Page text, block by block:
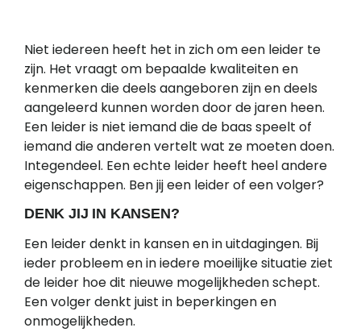
Niet iedereen heeft het in zich om een leider te
zijn. Het vraagt om bepaalde kwaliteiten en
kenmerken die deels aangeboren zijn en deels
aangeleerd kunnen worden door de jaren heen.
Een leider is niet iemand die de baas speelt of
iemand die anderen vertelt wat ze moeten doen.
Integendeel. Een echte leider heeft heel andere
eigenschappen. Ben jij een leider of een volger?
DENK JIJ IN KANSEN?
Een leider denkt in kansen en in uitdagingen. Bij
ieder probleem en in iedere moeilijke situatie ziet
de leider hoe dit nieuwe mogelijkheden schept.
Een volger denkt juist in beperkingen en
onmogelijkheden.